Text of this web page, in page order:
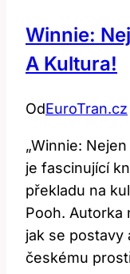
Winnie:
A Kultura!
OdEuroTran.cz
„Winnie:
je fascinující
překladu na
Pooh. Autorka
jak se postavy
českému